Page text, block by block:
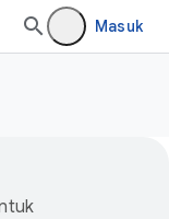
Masuk